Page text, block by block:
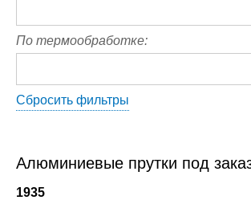
По термообработке:
Сбросить фильтры
Алюминиевые прутки под
1935